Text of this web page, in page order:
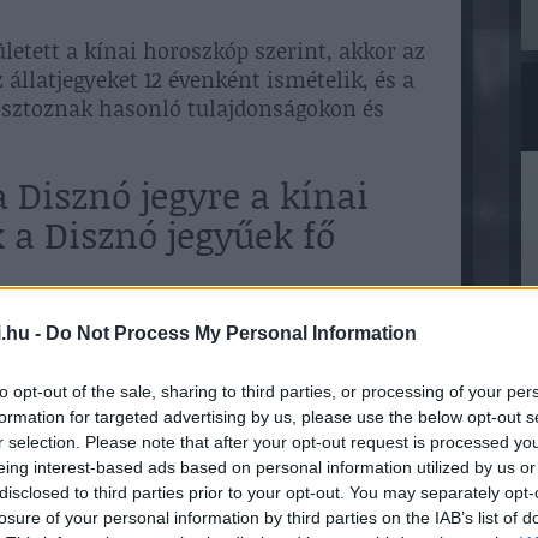
- Do Not Process My Personal Information
opt-out of the sale, sharing to third parties, or processing of your
for targeted advertising by us, please use the below opt-out
selection. Please note that after your opt-out request is processed
interest-based ads based on personal information utilized by us
to third parties prior to your opt-out. You may separately
of your personal information by third parties on the IAB’s list of
a kínai horoszkóp szerint, akkor az
12 évenként ismételik, és a
hasonló tulajdonságokon és
jegyre a kínai
Disznó jegyűek fő
jegyéből származik, és a Disznó
van. Itt van néhány jellemző a
szereti élvezni az élet örömeit, és
Élvezik az ételt, az italt és a komfortot.
és közvetlenek. Könnyen kötnek